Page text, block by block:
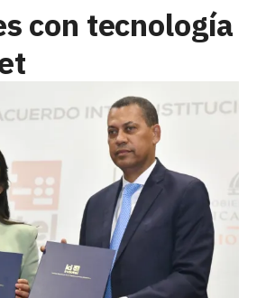
con tecnología